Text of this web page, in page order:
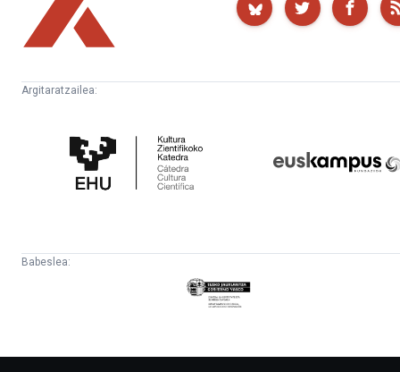
Argitaratzailea:
Zientifikoko
Katedra
Babeslea:
Eusko
Jaurlaritza